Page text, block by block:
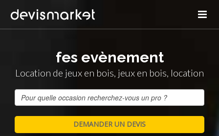
fes evènement
Location de jeux en bois, jeux en bois, location